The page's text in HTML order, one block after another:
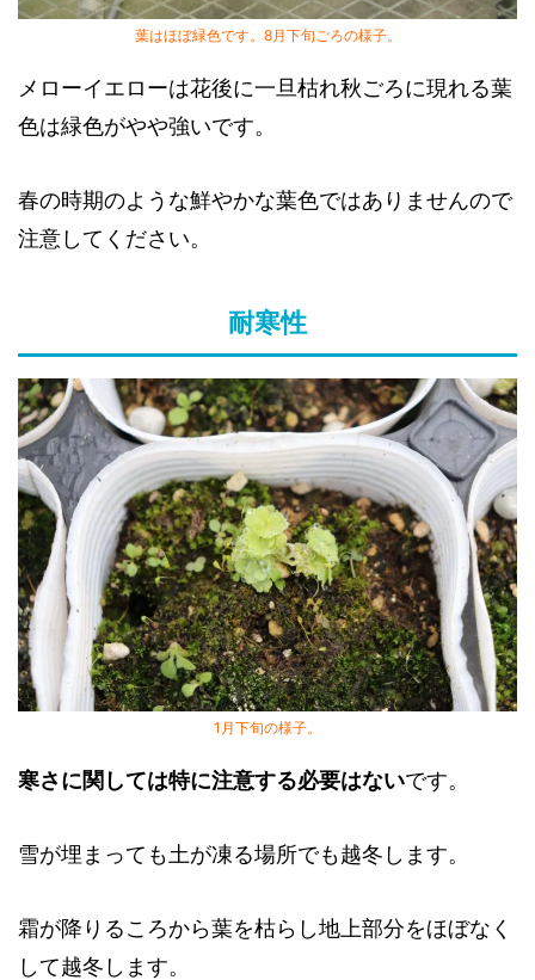
葉はほぼ緑色です。8月下旬ごろの様子。
メローイエローは花後に一旦枯れ秋ごろに現れる葉
色は緑色がやや強いです。
春の時期のような鮮やかな葉色ではありませんので
注意してください。
耐寒性
1月下旬の様子。
寒さに関しては特に注意する必要はないです。
雪が埋まっても土が凍る場所でも越冬します。
霜が降りるころから葉を枯らし地上部分をほぼなく
して越冬します。